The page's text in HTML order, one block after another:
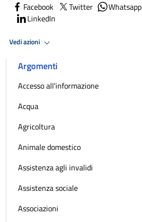
Facebook Twitter Whatsapp
LinkedIn
Vedi azioni
Argomenti
Accesso all'informazione
Acqua
Agricoltura
Animale domestico
Assistenza agli invalidi
Assistenza sociale
Associazioni